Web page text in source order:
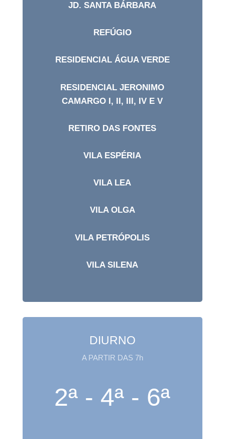
JD. SANTA BÁRBARA
REFÚGIO
RESIDENCIAL ÁGUA VERDE
RESIDENCIAL JERONIMO
CAMARGO I, II, III, IV E V
RETIRO DAS FONTES
VILA ESPÉRIA
VILA LEA
VILA OLGA
VILA PETRÓPOLIS
VILA SILENA
DIURNO
A PARTIR DAS 7h
2ª - 4ª - 6ª